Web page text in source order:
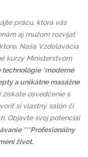
prácu, ktorá vás
aj mužom rozvíjať
Naša Vzdelávacia
kurzy Ministerstvom
technológie *moderné
a unikátne masážne
osvedčenie s
si vlastný salón či
Objavte svoj potenciál
***Profesionálny
život.